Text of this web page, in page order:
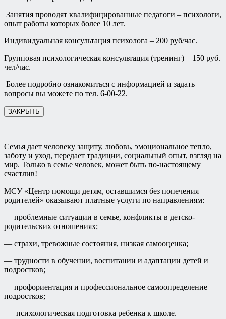
Занятия проводят квалифицированные педагоги – психологи,
опыт работы которых более 10 лет.
Индивидуальная консультация психолога – 200 руб/час.
Групповая психологическая консультация (тренинг) – 150 руб.
чел/час.
Более подробно ознакомиться с информацией и задать
вопросы вы можете по тел. 6-00-22.
ЗАКРЫТЬ
Семья дает человеку защиту, любовь, эмоциональное тепло,
заботу и уход, передает традиции, социальный опыт, взгляд на
мир. Только в семье человек, может быть по-настоящему
счастлив!
МСУ «Центр помощи детям, оставшимся без попечения
родителей» оказывают платные услуги по направлениям:
— проблемные ситуации в семье, конфликты в детско-
родительских отношениях;
— страхи, тревожные состояния, низкая самооценка;
— трудности в обучении, воспитании и адаптации детей и
подростков;
— профориентация и профессиональное самоопределение
подростков;
— психологическая подготовка ребенка к школе.